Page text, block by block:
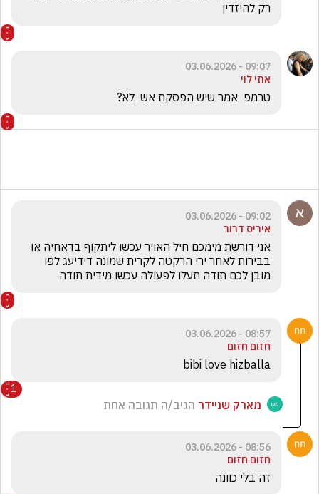
רק להיזדין
09:07 - 03.06.2026
אתי לוי
טרמפ  אמר שיש הפסקת אש  לא?
09:02 - 03.06.2026
איריס דרור
מובן לכם תודה תעלו לפעולה עכשו מידית תודה
08:57 - 03.06.2026
חזום חזום
bibi love hizballa
1
מארק שניידר הגיב/ה תגובה אחת
08:56 - 03.06.2026
חזום חזום
זה בלי כוונה